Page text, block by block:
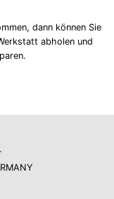
dann können Sie
abholen und